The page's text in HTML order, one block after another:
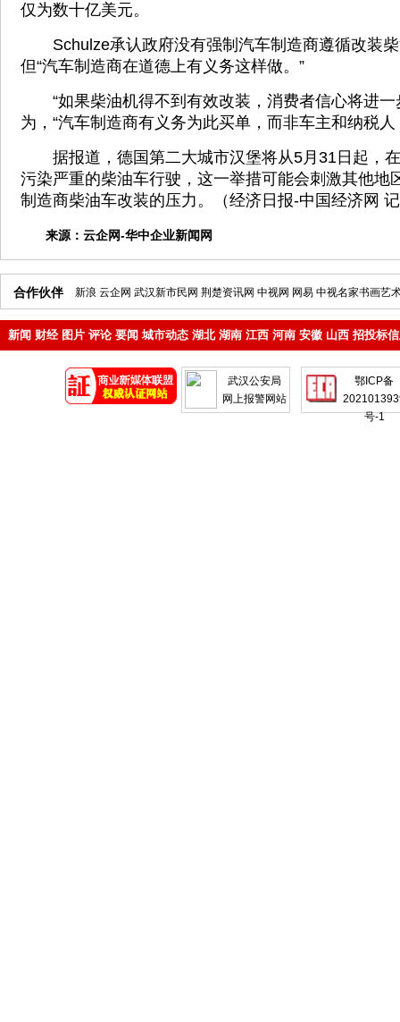
仅为数十亿美元。
Schulze承认政府没有强制汽车制造商遵循改装柴
但“汽车制造商在道德上有义务这样做。”
“如果柴油机得不到有效改装，消费者信心将进一
为，“汽车制造商有义务为此买单，而非车主和纳税人
据报道，德国第二大城市汉堡将从5月31日起，
污染严重的柴油车行驶，这一举措可能会刺激其他地
制造商柴油车改装的压力。（经济日报-中国经济网
来源： 云企网-华中企业新闻网
合作伙伴 新浪 云企网 武汉新市民网 荆楚资讯网 中视网 网易 中视名家书画艺
新闻 财经 图片 评论 要闻 城市动态 湖北 湖南 江西 河南 安徽 山西 招投标
武汉公安局
网上报警网站
鄂ICP备
号-1